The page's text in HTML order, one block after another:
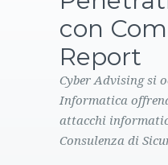
PRODOTTI
CONTATTI
con
Report
Cyber Advising si
Informatica
attacchi
Consulenza di